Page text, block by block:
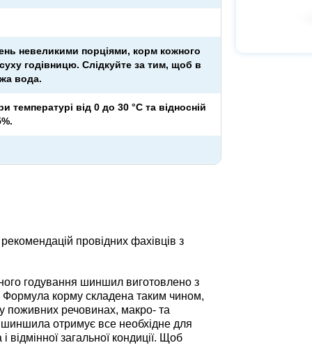
невеликими порціями, корм кожного
годівницю. Слідкуйте за тим, щоб в
вода.
температурі від 0 до 30 °С та відносній
провідних фахівців з
годування шиншил виготовлено з
корму складена таким чином,
поживних речовинах, макро- та
отримує все необхідне для
відмінної загальної кондиції. Щоб